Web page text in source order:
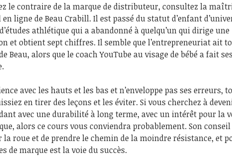
le contraire de la marque de distributeur, consultez la
ligne de Beau Crabill. Il est passé du statut d’enfant
athlétique qui a abandonné à quelqu’un qui dirige une
et obtient sept chiffres. Il semble que l’entrepreneuriat ait
Beau, alors que le coach YouTube au visage de bébé a fait ses
avec les hauts et les bas et n’enveloppe pas ses erreurs,
en tirer des leçons et les éviter. Si vous cherchez à
avec une durabilité à long terme, avec un intérêt pour la
alors ce cours vous conviendra probablement. Son conseil
la roue et de prendre le chemin de la moindre résistance, et
de marque est la voie du succès.